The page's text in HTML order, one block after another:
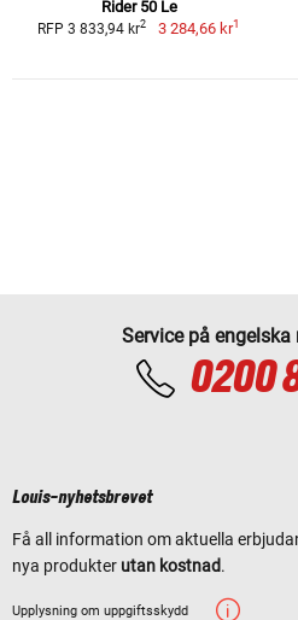
Rider 50 Le
RFP 3 833,94 kr2 3 284,66 kr1
Service på engelska
0200
Louis-nyhetsbrevet
Få all information om aktuella
nya produkter utan kostnad.
Upplysning om uppgiftsskydd